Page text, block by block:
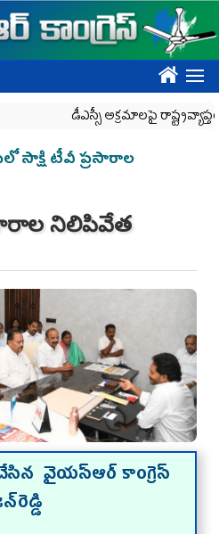
????
డీఎస్సీ అక్రమాలపై రాష్ట్రవ్యాప్తంగా
సాక్షి టీవీ ప్రసారాల
నిలిపివేత
వైయ‌స్ఆర్ కాంగ్రెస్